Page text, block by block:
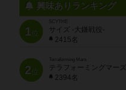
興味ありランキング
1位
SCYTHE
サイズ -大鎌戦役-
2415名
2位
Terraforming Mars
テラフォーミングマーズ
2394名